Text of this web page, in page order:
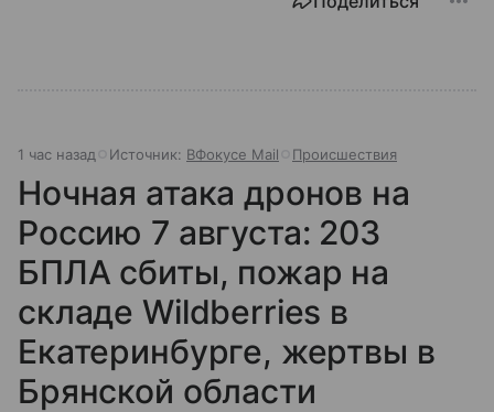
1 час назад Источник: ВФокусе Mail Происшествия
Ночная атака дронов на
Россию 7 августа: 203
БПЛА сбиты, пожар на
складе Wildberries в
Екатеринбурге, жертвы в
Брянской области